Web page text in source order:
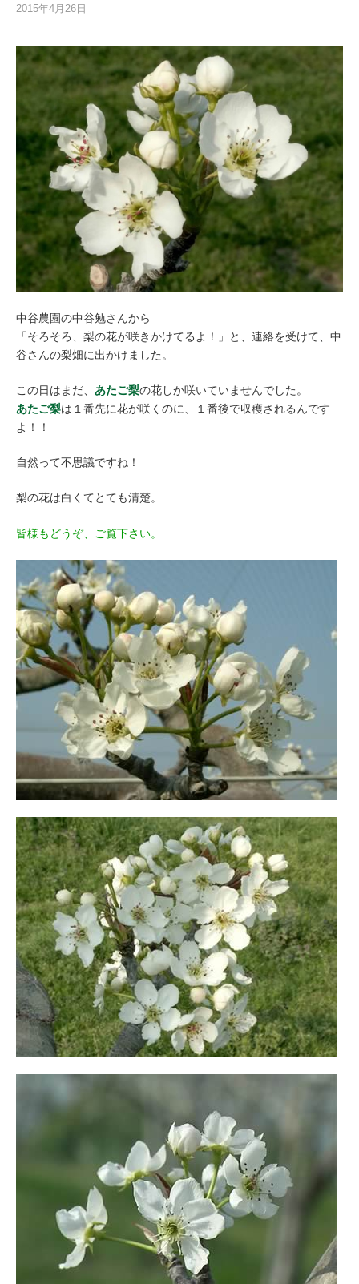
2015年4月26日
中谷農園の中谷勉さんから
「そろそろ、梨の花が咲きかけてるよ！」と、連絡を受けて、中
谷さんの梨畑に出かけました。
この日はまだ、 あたご梨の花しか咲いていませんでした。
あたご梨は１番先に花が咲くのに、１番後で収穫されるんです
よ！！
自然って不思議ですね！
梨の花は白くてとても清楚。
皆様もどうぞ、ご覧下さい。